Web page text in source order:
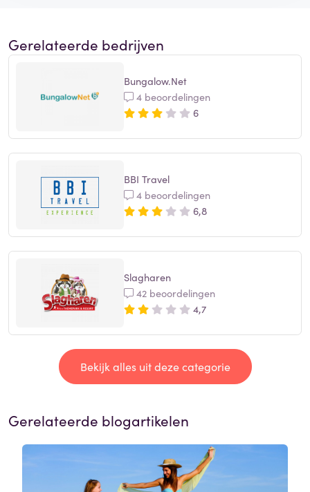
Gerelateerde bedrijven
Bungalow.Net
4 beoordelingen
6
BBI Travel
4 beoordelingen
6,8
Slagharen
42 beoordelingen
4,7
Bekijk alles uit deze categorie
Gerelateerde blogartikelen